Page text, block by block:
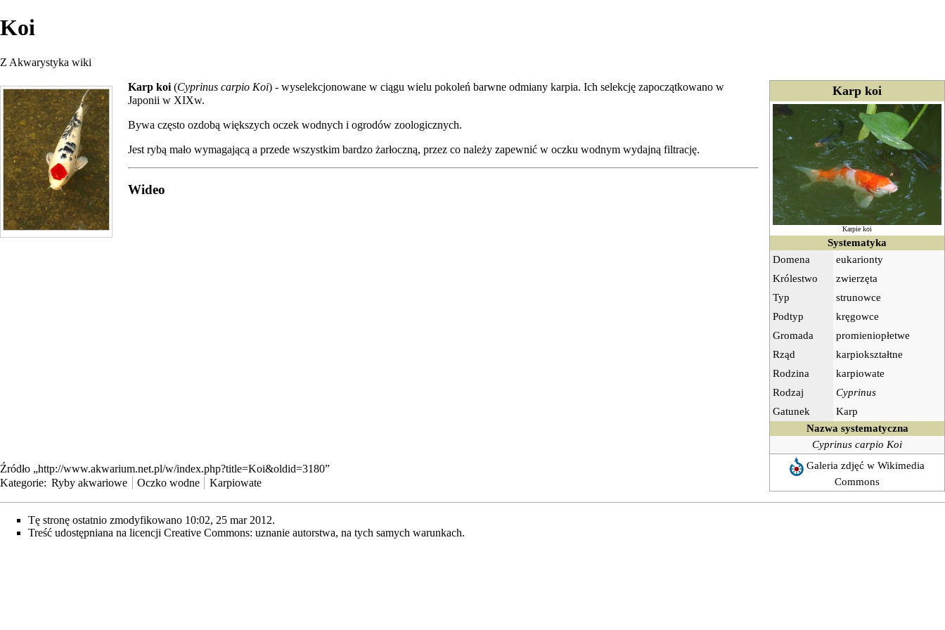
Koi
Z Akwarystyka wiki
Karp koi
Karpie koi
Systematyka
Domena
eukarionty
Królestwo
zwierzęta
Typ
strunowce
Podtyp
kręgowce
Gromada
promieniopłetwe
Rząd
karpiokształtne
Rodzina
karpiowate
Rodzaj
Cyprinus
Gatunek
Karp
Nazwa systematyczna
Cyprinus carpio Koi
Galeria zdjęć w Wikimedia
Commons
Karp koi (Cyprinus carpio Koi) - wyselekcjonowane w ciągu wielu pokoleń barwne odmiany karpia. Ich selekcję zapoczątkowano w
Japonii w XIXw.
Bywa często ozdobą większych oczek wodnych i ogrodów zoologicznych.
Jest rybą mało wymagającą a przede wszystkim bardzo żarłoczną, przez co należy zapewnić w oczku wodnym wydajną filtrację.
Wideo
Źródło „http://www.akwarium.net.pl/w/index.php?title=Koi&oldid=3180”
Kategorie: Ryby akwariowe Oczko wodne Karpiowate
Tę stronę ostatnio zmodyfikowano 10:02, 25 mar 2012.
Treść udostępniana na licencji Creative Commons: uznanie autorstwa, na tych samych warunkach.